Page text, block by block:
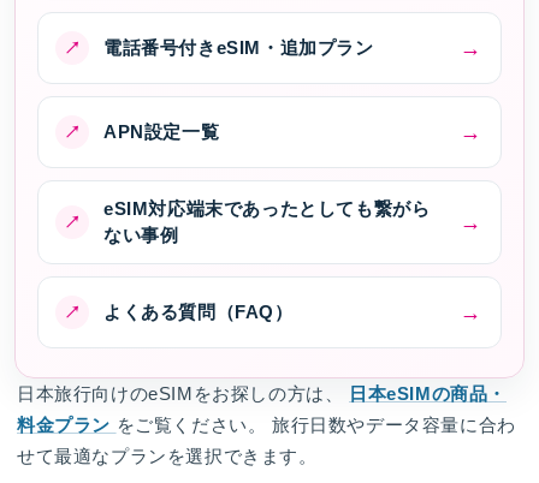
電話番号付きeSIM・追加プラン
APN設定一覧
eSIM対応端末であったとしても繋がら
ない事例
よくある質問（FAQ）
日本旅行向けのeSIMをお探しの方は、
日本eSIMの商品・
料金プラン をご覧ください。 旅行日数やデータ容量に合わ
せて最適なプランを選択できます。